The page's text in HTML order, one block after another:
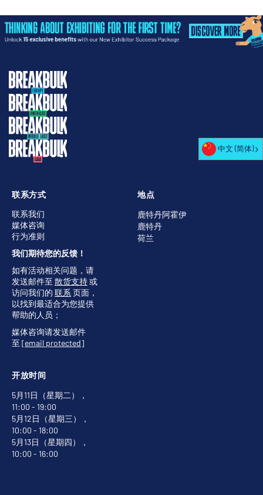
地点
鹿特丹阿霍伊
鹿特丹
荷兰
开放时间
5月11日（星期二），
11:00 - 19:00
5月12日（星期三），
10:00 - 18:00
5月13日（星期四），
10:00 - 16:00
联系方式
联系我们
媒体咨询
行为准则
我们期待您的反馈！
如有活动相关问题，请
发送邮件至 散货支持或
访问我们的 联系 页面，
以找到最适合为您提供
帮助的人员；
媒体咨询请发送邮件
至 [email protected]
中文 (简体)